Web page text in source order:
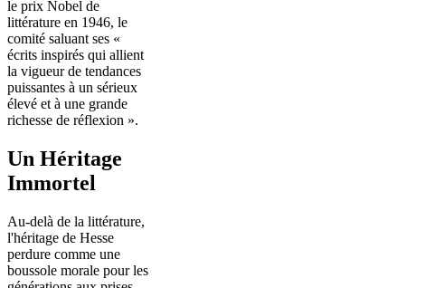
le prix Nobel de
littérature en 1946, le
comité saluant ses «
écrits inspirés qui allient
la vigueur de tendances
puissantes à un sérieux
élevé et à une grande
richesse de réflexion ».
Un Héritage
Immortel
Au-delà de la littérature,
l'héritage de Hesse
perdure comme une
boussole morale pour les